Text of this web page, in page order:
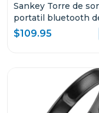
Sankey Torre de
portatil bluetooth
50w rms 10dcc54t
$109.95